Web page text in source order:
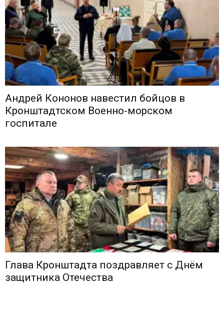
Андрей Кононов навестил бойцов в
Кронштадтском Военно-морском
госпитале
Глава Кронштадта поздравляет с Днём
защитника Отечества